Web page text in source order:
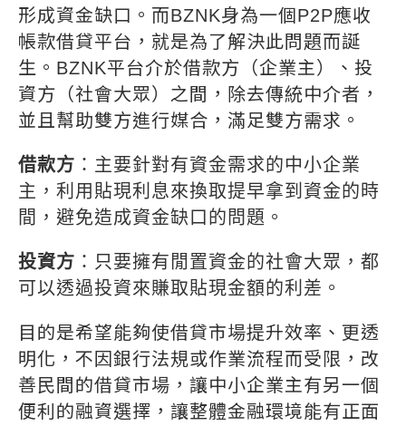
形成資金缺口。而BZNK身為一個 P2P應收
帳款借貸平台，就是為了解決此問題而誕
生。 BZNK平台介於借款方（企業主）、投
資方（社會大眾）之間，除去傳統中介者，
並且幫助雙方進行媒合，滿足雙方需求。
借款方 ：主要針對有資金需求的中小企業
主，利用貼現利息來換取提早拿到資金的時
間，避免造成資金缺口的問題。
投資方 ：只要擁有閒置資金的社會大眾，都
可以透過投資來賺取貼現金額的利差。
目的是希望能夠使借貸市場提升效率、更透
明化，不因銀行法規或作業流程而受限，改
善民間的借貸市場，讓中小企業主有另一個
便利的融資選擇，讓整體金融環境能有正面